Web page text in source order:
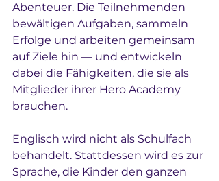
Abenteuer. Die Teilnehmenden
bewältigen Aufgaben, sammeln
Erfolge und arbeiten gemeinsam
auf Ziele hin — und entwickeln
dabei die Fähigkeiten, die sie als
Mitglieder ihrer Hero Academy
brauchen.
Englisch wird nicht als Schulfach
behandelt. Stattdessen wird es zur
Sprache, die Kinder den ganzen